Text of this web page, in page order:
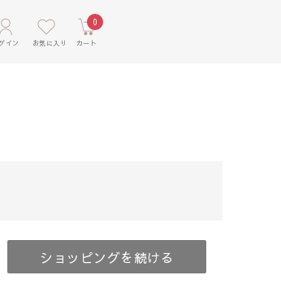
0
ショッピングを続ける